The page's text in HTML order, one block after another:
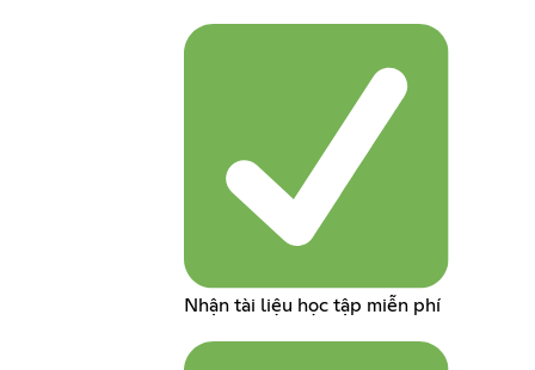
Nhận tài liệu học tập miễn phí